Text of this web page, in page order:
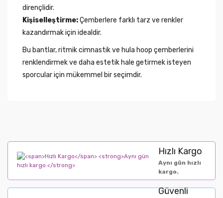
dirençlidir.
Kişiselleştirme:Çemberlere farklı tarz ve renkler
kazandırmak için idealdir.
Bu bantlar, ritmik cimnastik ve hula hoop çemberlerini
renklendirmek ve daha estetik hale getirmek isteyen
sporcular için mükemmel bir seçimdir.
Hızlı Kargo
Aynı gün hızlı
kargo.
Güvenli